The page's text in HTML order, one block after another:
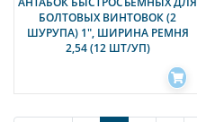
БОЛТОВЫХ ВИНТОВОК (2
ШУРУПА) 1", ШИРИНА РЕМНЯ
2,54 (12 ШТ/УП)